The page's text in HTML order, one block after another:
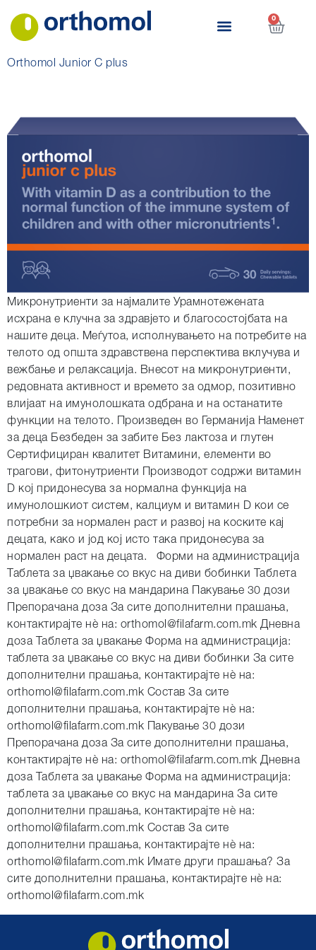
0
Orthomol Junior C plus
Микронутриенти за најмалите Урамнотежената
исхрана е клучна за здравјето и благосостојбата на
нашите деца. Меѓутоа, исполнувањето на потребите на
телото од општа здравствена перспектива вклучува и
вежбање и релаксација. Внесот на микронутриенти,
редовната активност и времето за одмор, позитивно
влијаат на имунолошката одбрана и на останатите
функции на телото. Произведен во Германија Наменет
за деца Безбеден за забите Без лактоза и глутен
Сертифициран квалитет Витамини, елементи во
трагови, фитонутриенти Производот содржи витамин
D кој придонесува за нормална функција на
имунолошкиот систем, калциум и витамин D кои се
потребни за нормален раст и развој на коските кај
децата, како и јод кој исто така придонесува за
нормален раст на децата. Форми на администрација
Таблета за џвакање со вкус на диви бобинки Таблета
за џвакање со вкус на мандарина Пакување 30 дози
Препорачана доза За сите дополнителни прашања,
контактирајте нè на: orthomol@filafarm.com.mk Дневна
доза Таблета за џвакање Форма на администрација:
таблета за џвакање со вкус на диви бобинки За сите
дополнителни прашања, контактирајте нè на:
orthomol@filafarm.com.mk Состав За сите
дополнителни прашања, контактирајте нè на:
orthomol@filafarm.com.mk Пакување 30 дози
Препорачана доза За сите дополнителни прашања,
контактирајте нè на: orthomol@filafarm.com.mk Дневна
доза Таблета за џвакање Форма на администрација:
таблета за џвакање со вкус на мандарина За сите
дополнителни прашања, контактирајте нè на:
orthomol@filafarm.com.mk Состав За сите
дополнителни прашања, контактирајте нè на:
orthomol@filafarm.com.mk Имате други прашања? За
сите дополнителни прашања, контактирајте нè на:
orthomol@filafarm.com.mk